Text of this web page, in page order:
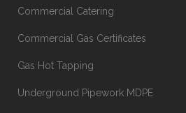
Commercial Catering
Commercial Gas Certificates
Gas Hot Tapping
Underground Pipework MDPE